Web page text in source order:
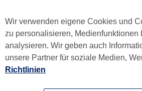
70563
Wir verwenden eigene Cookies und
zu personalisieren,
analysieren. Wir geben auch
unsere Partner für soziale Medien,
Richtlinien